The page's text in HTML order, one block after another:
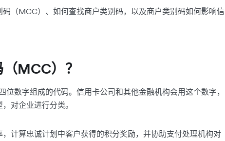
（MCC）、如何查找商户类别码，以及商户类别码如何影响信
MCC）？
数字组成的代码。信用卡公司和其他金融机构会用这个数字，
对企业进行分类。
计算忠诚计划中客户获得的积分奖励，并协助支付处理机构对